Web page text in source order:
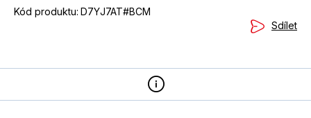
Kód produktu: D7YJ7AT#BCM
Sdílet